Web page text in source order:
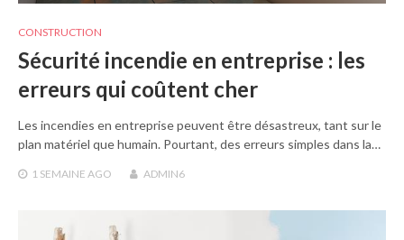
CONSTRUCTION
Sécurité incendie en entreprise : les
erreurs qui coûtent cher
Les incendies en entreprise peuvent être désastreux, tant sur le
plan matériel que humain. Pourtant, des erreurs simples dans la…
1 SEMAINE AGO ADMIN6